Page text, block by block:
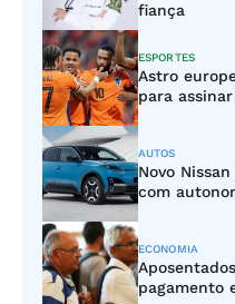
fiança
ESPORTES
Astro
para
AUTOS
Novo
com
ECONOMIA
pagamento